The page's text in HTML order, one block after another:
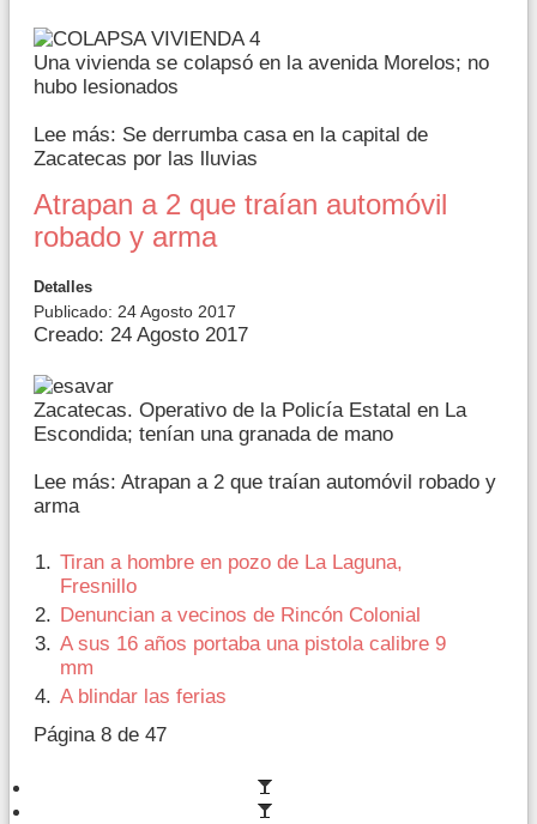
Una vivienda se colapsó en la avenida Morelos; no
hubo lesionados
Lee más: Se derrumba casa en la capital de
Zacatecas por las lluvias
Atrapan a 2 que traían automóvil
robado y arma
Detalles
Publicado: 24 Agosto 2017
Creado: 24 Agosto 2017
Zacatecas. Operativo de la Policía Estatal en La
Escondida; tenían una granada de mano
Lee más: Atrapan a 2 que traían automóvil robado y
arma
Tiran a hombre en pozo de La Laguna,
Fresnillo
Denuncian a vecinos de Rincón Colonial
A sus 16 años portaba una pistola calibre 9
mm
A blindar las ferias
Página 8 de 47